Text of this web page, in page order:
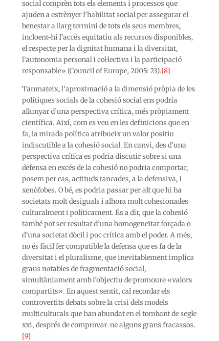
social comprèn tots els elements i processos que
ajuden a estrènyer l’habilitat social per assegurar el
benestar a llarg termini de tots els seus membres,
incloent-hi l’accés equitatiu als recursos disponibles,
el respecte per la dignitat humana i la diversitat,
l’autonomia personal i col·lectiva i la participació
responsable» (Council of Europe, 2005: 23).[8]
Tanmateix, l’aproximació a la dimensió pròpia de les
polítiques socials de la cohesió social ens podria
allunyar d’una perspectiva crítica, més pròpiament
científica. Així, com es veu en les definicions que en
fa, la mirada política atribueix un valor positiu
indiscutible a la cohesió social. En canvi, des d’una
perspectiva crítica es podria discutir sobre si una
defensa en excés de la cohesió no podria comportar,
posem per cas, actituds tancades, a la defensiva, i
xenòfobes. O bé, es podria passar per alt que hi ha
societats molt desiguals i alhora molt cohesionades
culturalment i políticament. És a dir, que la cohesió
també pot ser resultat d’una homogeneïtat forçada o
d’una societat dòcil i poc crítica amb el poder. A més,
no és fàcil fer compatible la defensa que es fa de la
diversitat i el pluralisme, que inevitablement implica
graus notables de fragmentació social,
simultàniament amb l’objectiu de promoure «valors
compartits». En aquest sentit, cal recordar els
controvertits debats sobre la crisi dels models
multiculturals que han abundat en el tombant de segle
xxi, després de comprovar-ne alguns grans fracassos.
[9]